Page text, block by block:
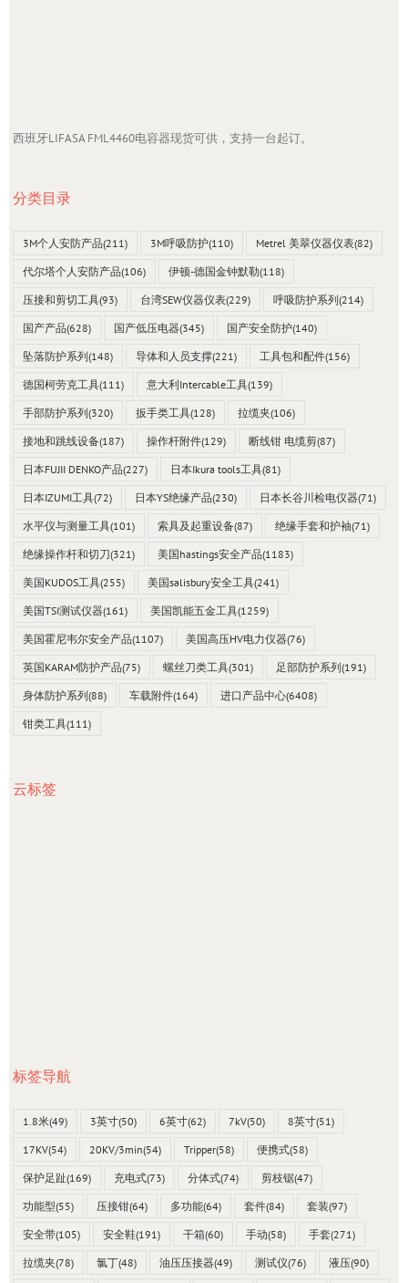
西班牙LIFASA FML4460电容器现货可供，支持一台起订。
分类目录
3M个人安防产品(211) 3M呼吸防护(110) Metrel 美翠仪器仪表(82)
代尔塔个人安防产品(106) 伊顿-德国金钟默勒(118)
压接和剪切工具(93) 台湾SEW仪器仪表(229) 呼吸防护系列(214)
国产产品(628) 国产低压电器(345) 国产安全防护(140)
坠落防护系列(148) 导体和人员支撑(221) 工具包和配件(156)
德国柯劳克工具(111) 意大利Intercable工具(139)
手部防护系列(320) 扳手类工具(128) 拉缆夹(106)
接地和跳线设备(187) 操作杆附件(129) 断线钳 电缆剪(87)
日本FUJII DENKO产品(227) 日本Ikura tools工具(81)
日本IZUMI工具(72) 日本YS绝缘产品(230) 日本长谷川检电仪器(71)
水平仪与测量工具(101) 索具及起重设备(87) 绝缘手套和护袖(71)
绝缘操作杆和切刀(321) 美国hastings安全产品(1183)
美国KUDOS工具(255) 美国salisbury安全工具(241)
美国TSI测试仪器(161) 美国凯能五金工具(1259)
美国霍尼韦尔安全产品(1107) 美国高压HV电力仪器(76)
英国KARAM防护产品(75) 螺丝刀类工具(301) 足部防护系列(191)
身体防护系列(88) 车载附件(164) 进口产品中心(6408)
钳类工具(111)
云标签
标签导航
1.8米(49) 3英寸(50) 6英寸(62) 7kV(50) 8英寸(51)
17KV(54) 20KV/3min(54) Tripper(58) 便携式(58)
保护足趾(169) 充电式(73) 分体式(74) 剪枝锯(47)
功能型(55) 压接钳(64) 多功能(64) 套件(84) 套装(97)
安全带(105) 安全鞋(191) 干箱(60) 手动(58) 手套(271)
拉缆夹(78) 氯丁(48) 油压压接器(49) 测试仪(76) 液压(90)